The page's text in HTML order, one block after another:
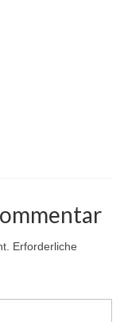
Erforderliche